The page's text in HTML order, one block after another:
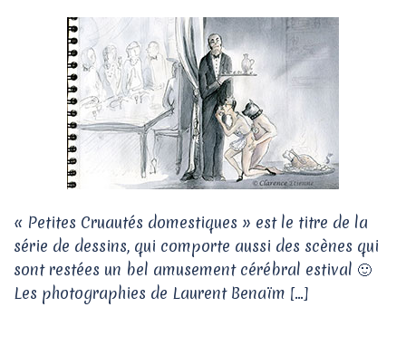
« Petites Cruautés domestiques » est le titre de la
série de dessins, qui comporte aussi des scènes qui
sont restées un bel amusement cérébral estival 🙂
Les photographies de Laurent Benaïm […]